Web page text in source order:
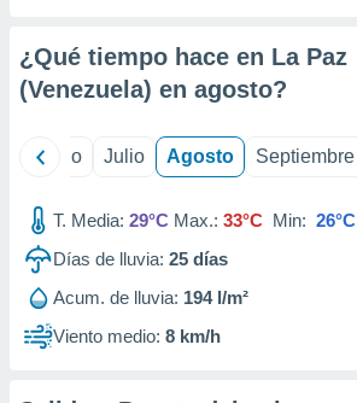
e
mediante
publicidad
publicidad
de
1199
¿Qué tiempo hace en La Paz
(Venezuela) en agosto?
Junio Julio Agosto Septiembre
T. Media: 29°C Max.: 33°C Min: 26°C
Días de lluvia: 25 días
Acum. de lluvia: 194 l/m²
Viento medio: 8 km/h